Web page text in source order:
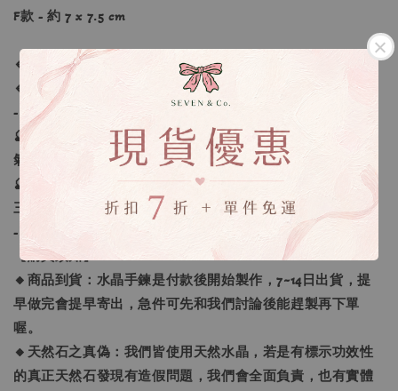
F款 - 約 7 x 7.5 cm
🔹人手量度或會有些微差異
🔹附圖中專屬木製底座 - 高約3.5 cm
-
🔮螢石：增加自信、鎮定，更有條理，檔爛桃花，幫助人體
氣場消磁淨化，去除雜氣晦氣，平衡各輪脈。
🔮狐仙：增加愛情運，幫助感情穩定，求姻緣正桃花，斬小
三，增加人氣，增加客人緣、業績。
-
【購買須知】
🔸商品到貨：水晶手鍊是付款後開始製作，7~14日出貨，提
早做完會提早寄出，急件可先和我們討論後能趕製再下單
喔。
🔸天然石之真偽：我們皆使用天然水晶，若是有標示功效性
的真正天然石發現有造假問題，我們會全面負責，也有實體